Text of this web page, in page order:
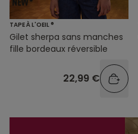
TAPE À L'OEIL ®
Gilet sherpa sans manches
fille bordeaux réversible
22,99 €